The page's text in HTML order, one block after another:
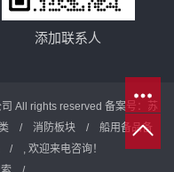
添加联系人
All rights reserved 备案号： 苏
/ 消防板块/ 船用备品备
/ , 欢迎来电咨询！